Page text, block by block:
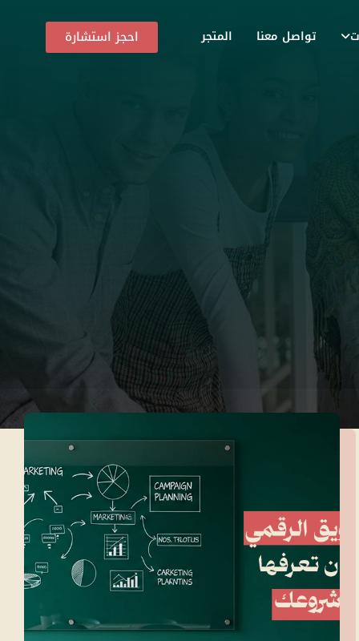
تواصل معنا المتجر احجز استشارة